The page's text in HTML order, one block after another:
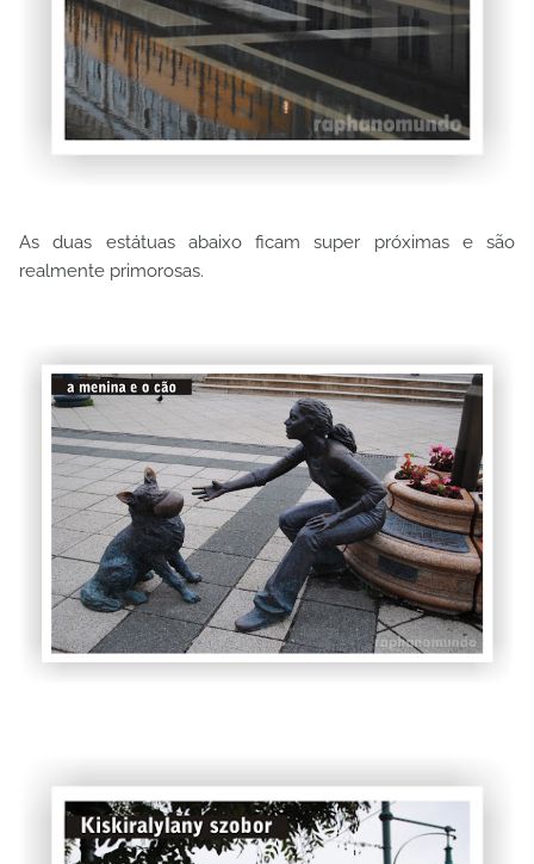
As duas estátuas abaixo ficam super próximas e são
realmente primorosas.